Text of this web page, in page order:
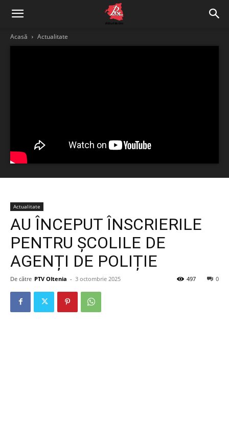
Acasă Actualitate
Actualitate
AU ÎNCEPUT ÎNSCRIERILE
PENTRU ȘCOLILE DE
AGENȚI DE POLIȚIE
De către PTV Oltenia - 3 octombrie 2025 0
497